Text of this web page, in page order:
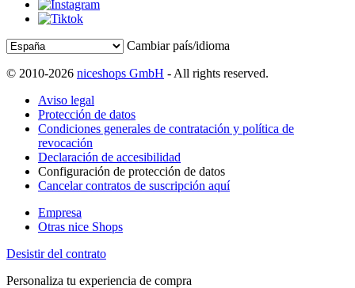
Cambiar país/idioma
© 2010-2026 niceshops GmbH - All rights reserved.
Aviso legal
Protección de datos
Condiciones generales de contratación y política de
revocación
Declaración de accesibilidad
Configuración de protección de datos
Cancelar contratos de suscripción aquí
Empresa
Otras nice Shops
Desistir del contrato
Personaliza tu experiencia de compra